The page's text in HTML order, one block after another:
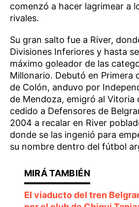
comenzó a hacer lagrimear a
rivales.
Su gran salto fue a River,
Divisiones Inferiores y hasta
máximo goleador de las
Millonario. Debutó en Primera
de Colón, anduvo por
de Mendoza, emigró al Vitoria
cedido a Defensores de
2004 a recalar en River
donde se las ingenió para
su nombre dentro del fútbol
El viaducto del tren